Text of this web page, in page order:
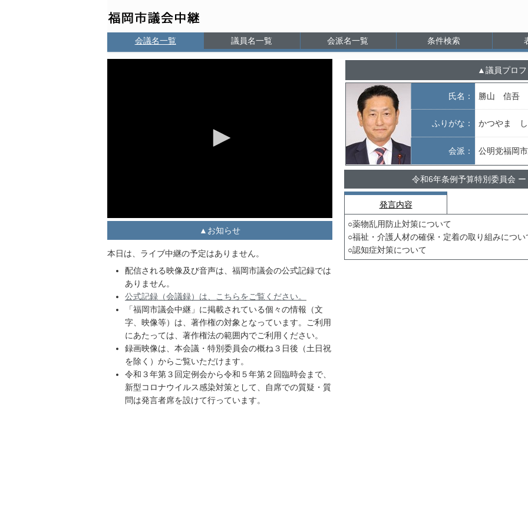
会議名一覧 議員名一覧 会派名一覧 条件検索
お知らせ
本日は、ライブ中継の予定はありません。
配信される映像及び音声は、福岡市議会の公式記録では
ありません。
公式記録（会議録）は、こちらをご覧ください。
「福岡市議会中継」に掲載されている個々の情報（文
字、映像等）は、著作権の対象となっています。ご利用
にあたっては、著作権法の範囲内でご利用ください。
録画映像は、本会議・特別委員会の概ね３日後（土日祝
を除く）からご覧いただけます。
令和３年第３回定例会から令和５年第２回臨時会まで、
新型コロナウイルス感染対策として、自席での質疑・質
問は発言者席を設けて行っています。
議員プロ
氏名： 勝山 信吾
ふりがな： かつやま
会派： 公明党福岡
令和6年条例予算特別委員会
発言内容
○薬物乱用防止対策について
○福祉・介護人材の確保・定着の取り組みについ
○認知症対策について